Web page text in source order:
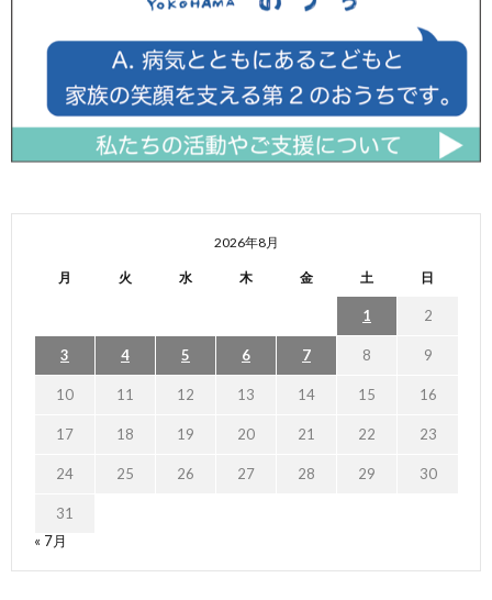
2026年8月
月 火 水 木 金 土 日
1 2
3 4 5 6 7 8 9
10 11 12 13 14 15 16
17 18 19 20 21 22 23
24 25 26 27 28 29 30
31
« 7月